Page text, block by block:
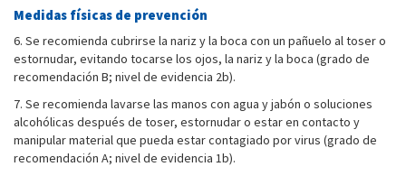
Medidas físicas de prevención
6. Se recomienda cubrirse la nariz y la boca con un pañuelo al toser o
estornudar, evitando tocarse los ojos, la nariz y la boca (grado de
recomendación B; nivel de evidencia 2b).
7. Se recomienda lavarse las manos con agua y jabón o soluciones
alcohólicas después de toser, estornudar o estar en contacto y
manipular material que pueda estar contagiado por virus (grado de
recomendación A; nivel de evidencia 1b).